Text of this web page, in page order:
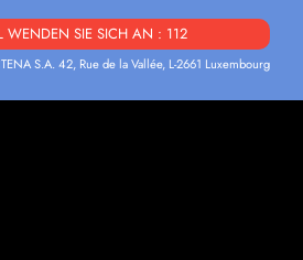
WENDEN SIE SICH AN : 112
S.A. 42, Rue de la Vallée, L-2661 Luxembourg